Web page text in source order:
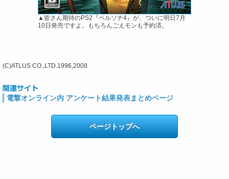
▲皆さん期待のPS2『ペルソナ4』が、ついに明日7月
10日発売ですよ。もちろんごえモンも予約済。
(C)ATLUS CO.,LTD.1996,2008
電撃オンライン内 アンケート結果発表まとめページ
ページトップへ